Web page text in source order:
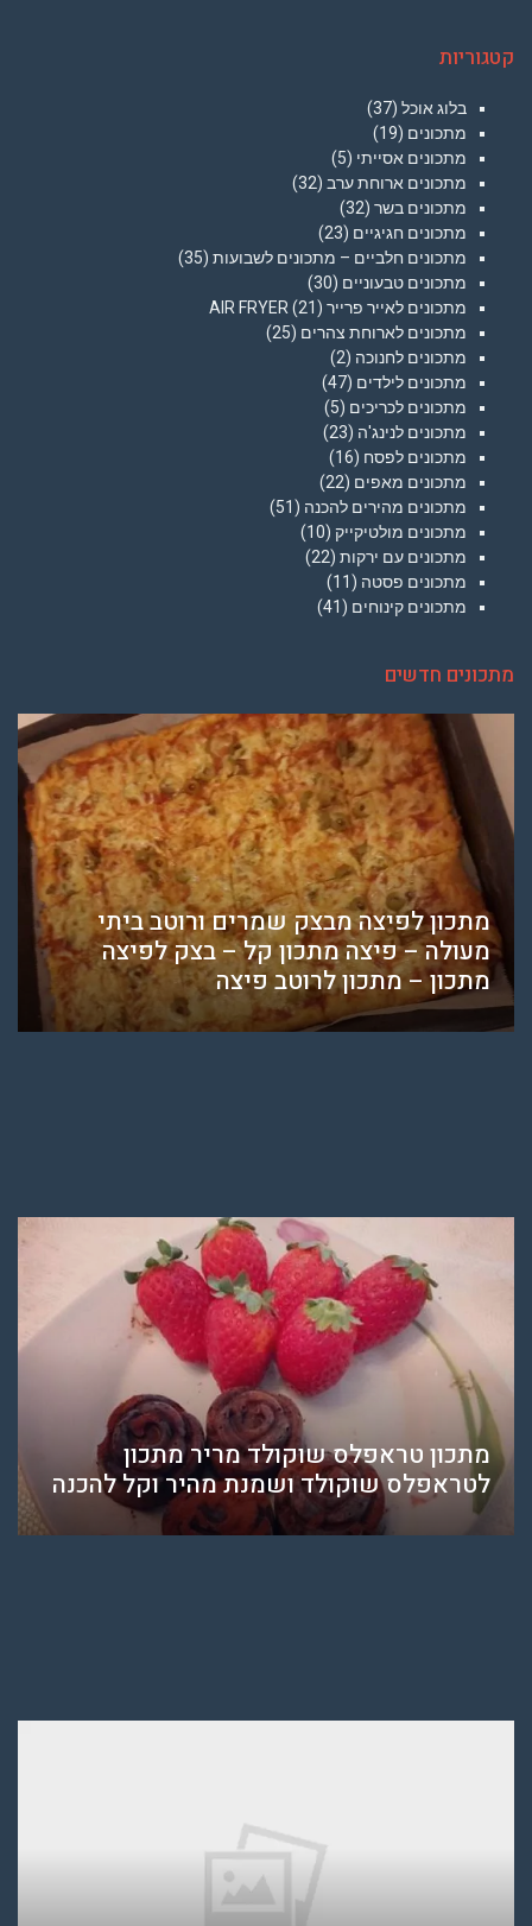
קטגוריות
בלוג אוכל (37)
מתכונים (19)
מתכונים אסייתי (5)
מתכונים ארוחת ערב (32)
מתכונים בשר (32)
מתכונים חגיגיים (23)
מתכונים חלביים – מתכונים לשבועות (35)
מתכונים טבעוניים (30)
מתכונים לאייר פרייר AIR FRYER (21)
מתכונים לארוחת צהרים (25)
מתכונים לחנוכה (2)
מתכונים לילדים (47)
מתכונים לכריכים (5)
מתכונים לנינג'ה (23)
מתכונים לפסח (16)
מתכונים מאפים (22)
מתכונים מהירים להכנה (51)
מתכונים מולטיקייק (10)
מתכונים עם ירקות (22)
מתכונים פסטה (11)
מתכונים קינוחים (41)
מתכונים חדשים
מתכון לפיצה מבצק שמרים ורוטב ביתי
מעולה – פיצה מתכון קל – בצק לפיצה
מתכון – מתכון לרוטב פיצה
מתכון טראפלס שוקולד מריר מתכון
לטראפלס שוקולד ושמנת מהיר וקל להכנה